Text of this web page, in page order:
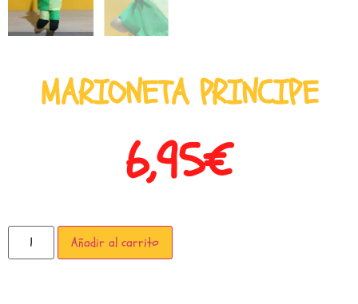
MARIONETA PRINCIPE
6,95€
Añadir al carrito